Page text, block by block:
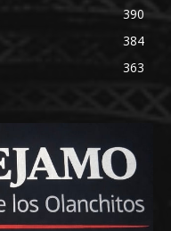
390
384
363